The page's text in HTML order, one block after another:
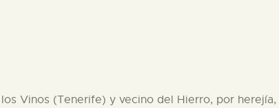
Vinos (Tenerife) y vecino del Hierro, por